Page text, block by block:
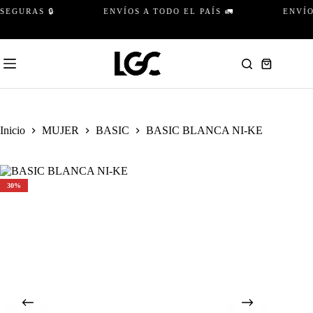
al
🔒 ENVÍOS A TODO EL PAÍS 🚛 ENVÍO
Carro
Inicio MUJER BASIC BASIC BLANCA NI-KE
30%